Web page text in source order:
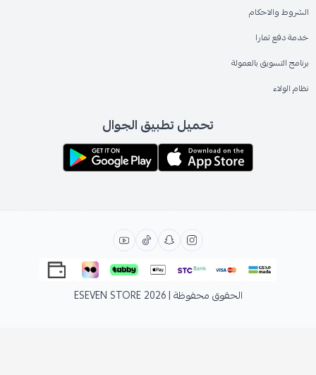
الشروط والاحكام
خدمة دفع تمارا
برنامج التسويق بالعمولة
نظام الولاء
تحميل تطبيق الجوال
الحقوق محفوظة | 2026 ESEVEN STORE